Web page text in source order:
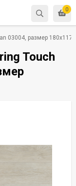
0
03004, размер
Touch